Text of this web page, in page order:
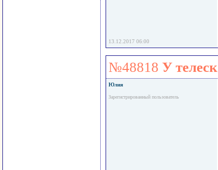
13.12.2017 06:00
№48818 У
Юлия
Зарегистрированный пользователь